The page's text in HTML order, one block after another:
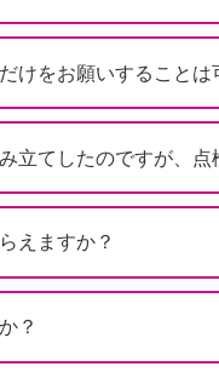
けをお願いすることは
立てしたのですが、
えますか？
？